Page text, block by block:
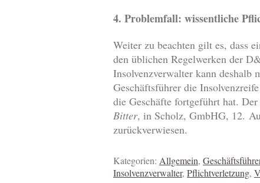
4. Problemfall: wissentliche
Weiter zu beachten gilt es, dass
den üblichen Regelwerken der
Insolvenzverwalter kann deshalb
Geschäftsführer die
die Geschäfte fortgeführt hat.
Bitter, in Scholz, GmbHG, 12.
zurückverwiesen.
Kategorien: Allgemein,
Insolvenzverwalter, Pflichtverletzung,